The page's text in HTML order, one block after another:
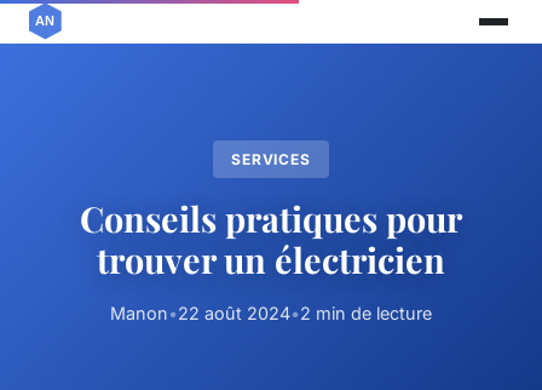
SERVICES
Conseils pratiques pour
trouver un électricien
Manon•22 août 2024•2 min de lecture